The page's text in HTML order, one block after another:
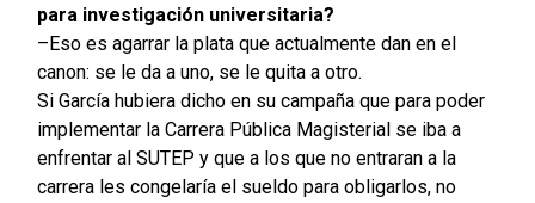
para investigación universitaria?
–Eso es agarrar la plata que actualmente dan en el
canon: se le da a uno, se le quita a otro.
Si García hubiera dicho en su campaña que para poder
implementar la Carrera Pública Magisterial se iba a
enfrentar al SUTEP y que a los que no entraran a la
carrera les congelaría el sueldo para obligarlos, no